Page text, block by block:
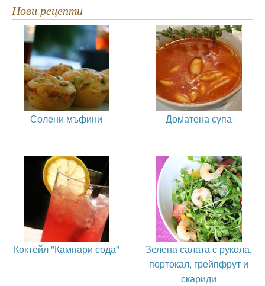
Нови рецепти
Солени мъфини Доматена супа
Коктейл "Кампари сода"
Зелена салата с рукола,
портокал, грейпфрут и
скариди